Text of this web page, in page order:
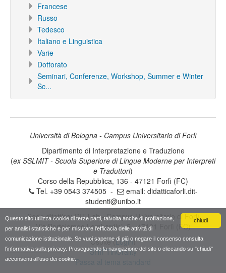
chiudi
Questo sito utilizza cookie di terze parti, talvolta anche di profilazione,
per analisi statistiche e per misurare l'efficacia delle attività di
comunicazione istituzionale. Se vuoi saperne di più o negare il consenso consulta
l'informativa sulla privacy. Proseguendo la navigazione del sito o cliccando su "chiudi"
acconsenti all'uso dei cookie.
Francese
Russo
Tedesco
Italiano e Linguistica
Varie
Dottorato
Seminari, Conferenze, Workshop, Summer e Winter
Sc...
Università di Bologna - Campus Universitario di Forlì
Dipartimento di Interpretazione e Traduzione
(ex SSLMIT - Scuola Superiore di Lingue Moderne per Interpreti
e Traduttori)
Corso della Repubblica, 136 - 47121 Forlì (FC)
Tel. +39 0543 374505 -
email: didatticaforli.dit-
studenti@unibo.it
Sede ditattica: DIT.Lab - Campus Universitario di Forlì
Via Bartolomeo Lombardini, 5 - 47121 Forlì (FC)
Ospite (Login)
SHIFTinOrality
Passa al tema standard